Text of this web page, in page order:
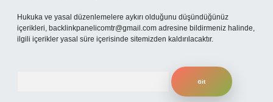
Hukuka ve yasal düzenlemelere aykırı olduğunu düşündüğünüz
içerikleri, backlinkpanelicomtr@gmail.com adresine bildirmeniz halinde,
ilgili içerikler yasal süre içerisinde sitemizden kaldırılacaktır.